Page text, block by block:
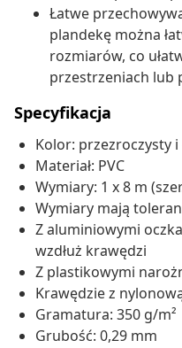
Łatwe
plandekę można
rozmiarów, co
przestrzeniach lub
Specyfikacja
Kolor: przezroczysty
Materiał: PVC
Wymiary: 1 x 8 m
Wymiary mają
Z aluminiowymi
wzdłuż krawędzi
Z plastikowymi
Krawędzie z
Gramatura: 350 g/m²
Grubość: 0,29 mm